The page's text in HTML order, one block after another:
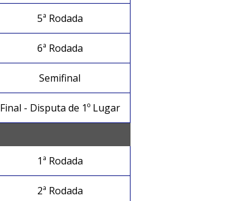
5ª Rodada
6ª Rodada
Semifinal
Final - Disputa de 1º Lugar
1ª Rodada
2ª Rodada